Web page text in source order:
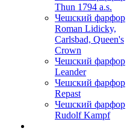
Thun 1794 a.s.
Чешский фарфор
Roman Lidicky,
Carlsbad, Queen's
Crown
Чешский фарфор
Leander
Чешский фарфор
Repast
Чешский фарфор
Rudolf Kampf